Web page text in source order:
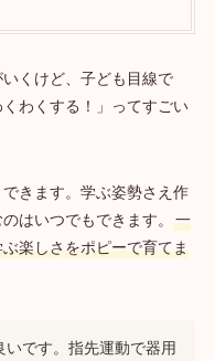
くけど、子ども目線で
わくする！」ってすごい
きます。学ぶ姿勢さえ作
はいつでもできます。
一
楽しさをポピーで育てま
です。指先運動で器用